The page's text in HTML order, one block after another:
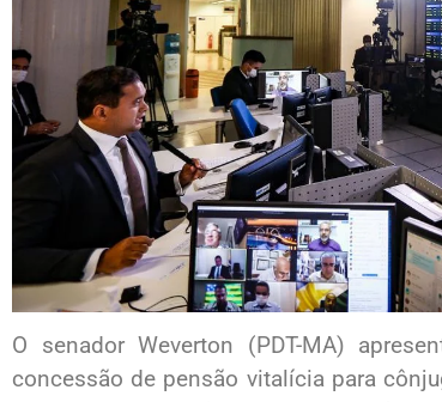
O senador Weverton (PDT-MA)
concessão de pensão vitalícia para